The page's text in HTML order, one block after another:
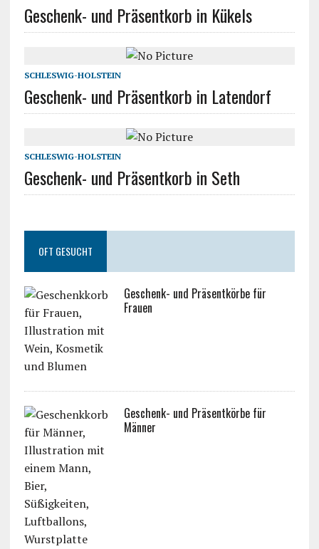
Geschenk- und Präsentkorb in Kükels
SCHLESWIG-HOLSTEIN
Geschenk- und Präsentkorb in Latendorf
SCHLESWIG-HOLSTEIN
Geschenk- und Präsentkorb in Seth
OFT GESUCHT
Geschenk- und Präsentkörbe für
Frauen
Geschenk- und Präsentkörbe für
Männer